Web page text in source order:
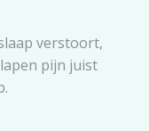
verstoort,
pijn juist